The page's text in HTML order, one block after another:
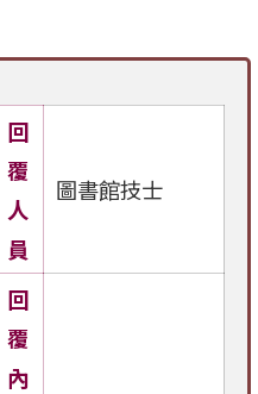
回
覆
人
員
圖書館技士
回
覆
內